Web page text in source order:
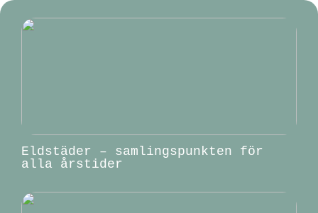
Eldstäder – samlingspunkten för
alla årstider